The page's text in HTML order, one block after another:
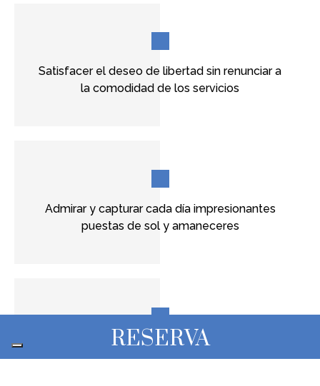
RESERVA
Satisfacer el deseo de libertad sin renunciar a
la comodidad de los servicios
Admirar y capturar cada día impresionantes
puestas de sol y amaneceres
Punto de partida para visitar playas y lugares
inolvidables